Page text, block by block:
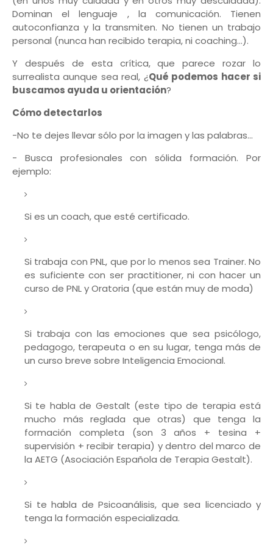
Dominan el lenguaje , la comunicación. Tienen
autoconfianza y la transmiten. No tienen un trabajo
personal (nunca han recibido terapia, ni coaching…).
Y después de esta crítica, que parece rozar lo
surrealista aunque sea real, ¿Qué podemos hacer si
buscamos ayuda u orientación?
Cómo detectarlos
-No te dejes llevar sólo por la imagen y las palabras…
- Busca profesionales con sólida formación. Por
ejemplo:
Si es un coach, que esté certificado.
Si trabaja con PNL, que por lo menos sea Trainer. No
es suficiente con ser practitioner, ni con hacer un
curso de PNL y Oratoria (que están muy de moda)
Si trabaja con las emociones que sea psicólogo,
pedagogo, terapeuta o en su lugar, tenga más de
un curso breve sobre Inteligencia Emocional.
Si te habla de Gestalt (este tipo de terapia está
mucho más reglada que otras) que tenga la
formación completa (son 3 años + tesina +
supervisión + recibir terapia) y dentro del marco de
la AETG (Asociación Española de Terapia Gestalt).
Si te habla de Psicoanálisis, que sea licenciado y
tenga la formación especializada.